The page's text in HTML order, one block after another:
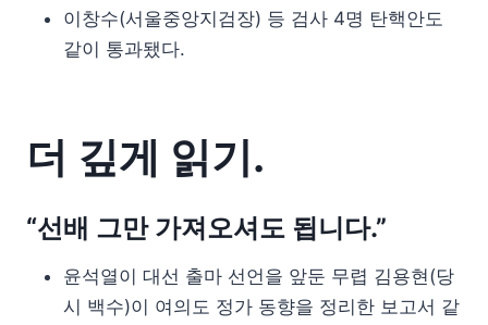
이창수(서울중앙지검장) 등 검사 4명 탄핵안도
같이 통과됐다.
더 깊게 읽기.
“선배 그만 가져오셔도 됩니다.”
윤석열이 대선 출마 선언을 앞둔 무렵 김용현(당
시 백수)이 여의도 정가 동향을 정리한 보고서 같